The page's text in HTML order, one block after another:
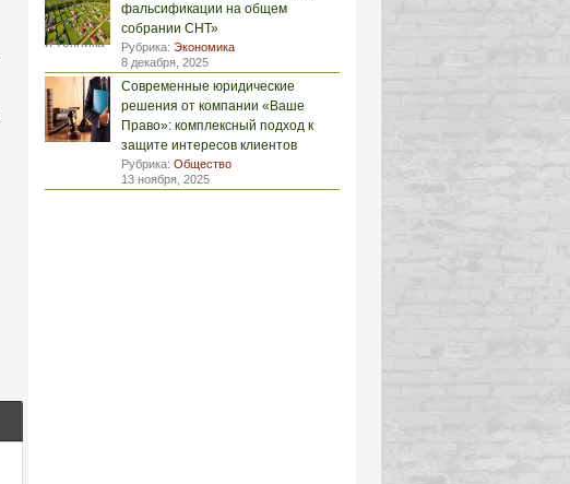
фальсификации на общем
собрании СНТ»
Рубрика: Экономика
8 декабря, 2025
Современные юридические
решения от компании «Ваше
Право»: комплексный подход к
защите интересов клиентов
Рубрика: Общество
13 ноября, 2025